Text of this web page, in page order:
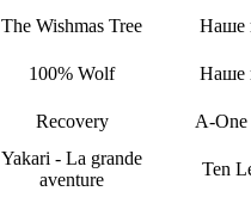
The Wishmas Tree Наше
100% Wolf Наше
Recovery A-
Yakari - La grande
aventure
Ten